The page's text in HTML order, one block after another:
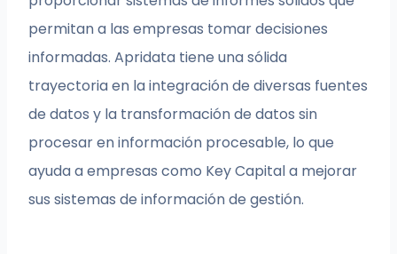
permitan a las empresas tomar decisiones
informadas. Apridata tiene una sólida
trayectoria en la integración de diversas fuentes
de datos y la transformación de datos sin
procesar en información procesable, lo que
ayuda a empresas como Key Capital a mejorar
sus sistemas de información de gestión.